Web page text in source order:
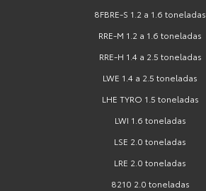
8FBRE-S 1.2 a 1.6 toneladas
RRE-M 1.2 a 1.6 toneladas
RRE-H 1.4 a 2.5 toneladas
LWE 1.4 a 2.5 toneladas
LHE TYRO 1.5 toneladas
LWI 1.6 toneladas
LSE 2.0 toneladas
LRE 2.0 toneladas
8210 2.0 toneladas